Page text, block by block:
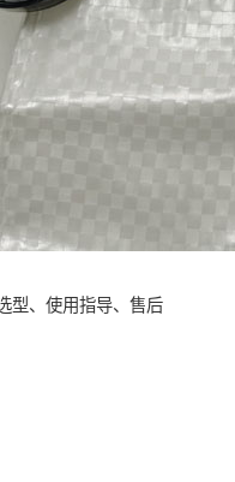
型、使用指导、售后